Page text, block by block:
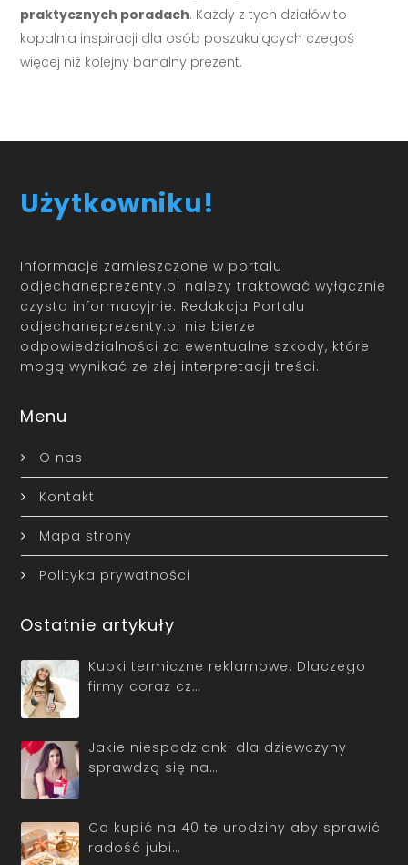
praktycznych poradach. Każdy z tych działów to
kopalnia inspiracji dla osób poszukujących czegoś
więcej niż kolejny banalny prezent.
Użytkowniku!
Informacje zamieszczone w portalu
odjechaneprezenty.pl należy traktować wyłącznie
czysto informacyjnie. Redakcja Portalu
odjechaneprezenty.pl nie bierze
odpowiedzialności za ewentualne szkody, które
mogą wynikać ze złej interpretacji treści.
Menu
O nas
Kontakt
Mapa strony
Polityka prywatności
Ostatnie artykuły
Kubki termiczne reklamowe. Dlaczego
firmy coraz cz…
Jakie niespodzianki dla dziewczyny
sprawdzą się na…
Co kupić na 40 te urodziny aby sprawić
radość jubi…